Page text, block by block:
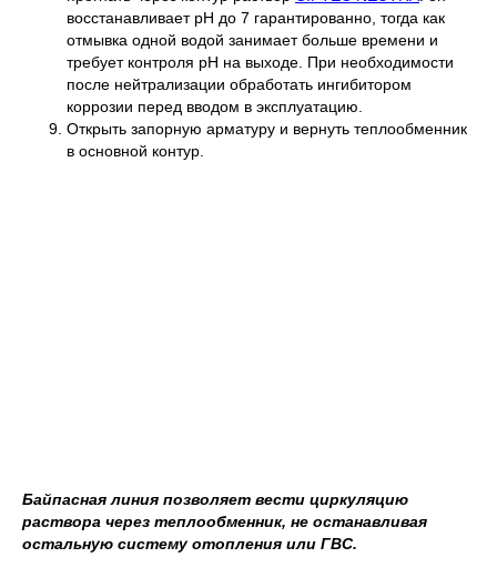
восстанавливает pH до 7 гарантированно, тогда как
отмывка одной водой занимает больше времени и
требует контроля pH на выходе. При необходимости
после нейтрализации обработать ингибитором
коррозии перед вводом в эксплуатацию.
Открыть запорную арматуру и вернуть теплообменник
в основной контур.
Байпасная линия позволяет вести циркуляцию
раствора через теплообменник, не останавливая
остальную систему отопления или ГВС.